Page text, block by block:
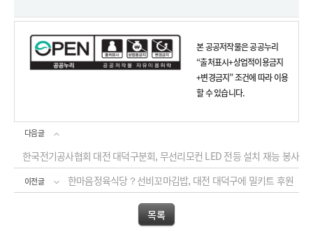
본 공공저작물은 공공누리
“출처표시+상업적이용금지
+변경금지” 조건에 따라 이용
할 수 있습니다.
다음글
한국전기공사협회 대전 대덕구분회, 무선리모컨 LED 전등 설치 재능 봉사
이전글 한마음정육식당？선비꼬마김밥, 대전 대덕구에 밀키트 후원
목록